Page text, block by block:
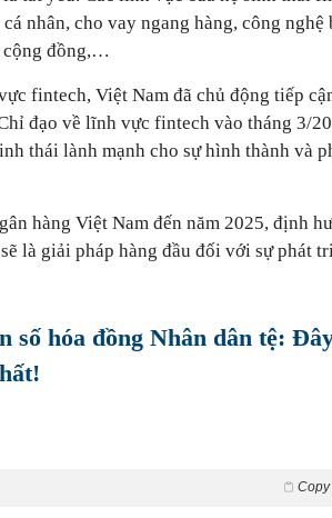
nhân, cho vay ngang hàng, công nghệ
cộng đồng,…
fintech, Việt Nam đã chủ động tiếp
đạo về lĩnh vực fintech vào tháng 3/
thái lành mạnh cho sự hình thành và
hàng Việt Nam đến năm 2025, định
là giải pháp hàng đầu đối với sự phát
hóa đồng Nhân dân tệ: